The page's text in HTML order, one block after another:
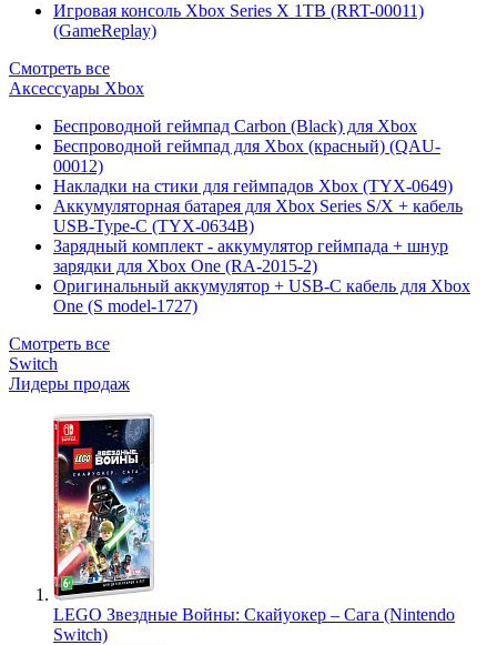
Игровая консоль Xbox Series X 1TB (RRT-00011)
(GameReplay)
Смотреть все
Аксессуары Xbox
Беспроводной геймпад Carbon (Black) для Xbox
Беспроводной геймпад для Xbox (красный) (QAU-
00012)
Накладки на стики для геймпадов Xbox (TYX-0649)
Аккумуляторная батарея для Xbox Series S/X + кабель
USB-Type-C (TYX-0634B)
Зарядный комплект - аккумулятор геймпада + шнур
зарядки для Xbox One (RA-2015-2)
Оригинальный аккумулятор + USB-C кабель для Xbox
One (S model-1727)
Смотреть все
Switch
Лидеры продаж
LEGO Звездные Войны: Скайуокер – Сага (Nintendo
Switch)